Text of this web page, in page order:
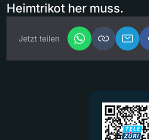
Heimtrikot her muss.
Jetzt teilen